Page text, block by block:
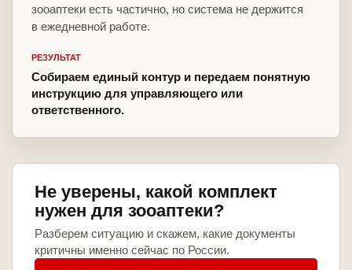
зооаптеки есть частично, но система не держится
в ежедневной работе.
РЕЗУЛЬТАТ
Собираем единый контур и передаем понятную
инструкцию для управляющего или
ответственного.
Не уверены, какой комплект
нужен для зооаптеки?
Разберем ситуацию и скажем, какие документы
критичны именно сейчас по России.